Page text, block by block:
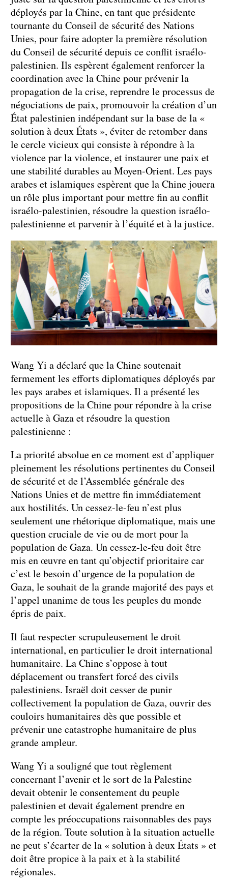
déployés par la Chine, en tant que présidente
tournante du Conseil de sécurité des Nations
Unies, pour faire adopter la première résolution
du Conseil de sécurité depuis ce conflit israélo-
palestinien. Ils espèrent également renforcer la
coordination avec la Chine pour prévenir la
propagation de la crise, reprendre le processus de
négociations de paix, promouvoir la création d’un
État palestinien indépendant sur la base de la «
solution à deux États », éviter de retomber dans
le cercle vicieux qui consiste à répondre à la
violence par la violence, et instaurer une paix et
une stabilité durables au Moyen-Orient. Les pays
arabes et islamiques espèrent que la Chine jouera
un rôle plus important pour mettre fin au conflit
israélo-palestinien, résoudre la question israélo-
palestinienne et parvenir à l’équité et à la justice.
Wang Yi a déclaré que la Chine soutenait
fermement les efforts diplomatiques déployés par
les pays arabes et islamiques. Il a présenté les
propositions de la Chine pour répondre à la crise
actuelle à Gaza et résoudre la question
palestinienne :
La priorité absolue en ce moment est d’appliquer
pleinement les résolutions pertinentes du Conseil
de sécurité et de l’Assemblée générale des
Nations Unies et de mettre fin immédiatement
aux hostilités. Un cessez-le-feu n’est plus
seulement une rhétorique diplomatique, mais une
question cruciale de vie ou de mort pour la
population de Gaza. Un cessez-le-feu doit être
mis en œuvre en tant qu’objectif prioritaire car
c’est le besoin d’urgence de la population de
Gaza, le souhait de la grande majorité des pays et
l’appel unanime de tous les peuples du monde
épris de paix.
Il faut respecter scrupuleusement le droit
international, en particulier le droit international
humanitaire. La Chine s’oppose à tout
déplacement ou transfert forcé des civils
palestiniens. Israël doit cesser de punir
collectivement la population de Gaza, ouvrir des
couloirs humanitaires dès que possible et
prévenir une catastrophe humanitaire de plus
grande ampleur.
Wang Yi a souligné que tout règlement
concernant l’avenir et le sort de la Palestine
devait obtenir le consentement du peuple
palestinien et devait également prendre en
compte les préoccupations raisonnables des pays
de la région. Toute solution à la situation actuelle
ne peut s’écarter de la « solution à deux États » et
doit être propice à la paix et à la stabilité
régionales.